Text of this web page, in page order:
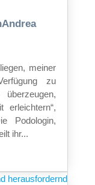
meiner
zu
erleichtern“,
Podologin,
ihr...